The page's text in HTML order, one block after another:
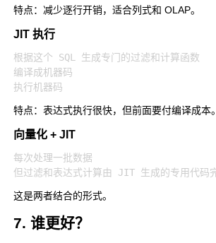
特点：减少逐行开销，适合列式和 OLAP。
JIT 执行
根据这个 SQL 生成专门的过滤和计算函数
编译成机器码
特点：表达式执行很快，但前面要付编译成本。
向量化 + JIT
每次处理一批数据
这是两者结合的形式。
7. 谁更好？